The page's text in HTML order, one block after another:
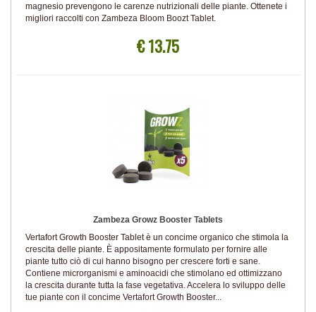
magnesio prevengono le carenze nutrizionali delle piante. Ottenete i
migliori raccolti con Zambeza Bloom Boozt Tablet.
€ 13.75
Zambeza Growz Booster Tablets
Vertafort Growth Booster Tablet è un concime organico che stimola la
crescita delle piante. È appositamente formulato per fornire alle
piante tutto ciò di cui hanno bisogno per crescere forti e sane.
Contiene microrganismi e aminoacidi che stimolano ed ottimizzano
la crescita durante tutta la fase vegetativa. Accelera lo sviluppo delle
tue piante con il concime Vertafort Growth Booster...